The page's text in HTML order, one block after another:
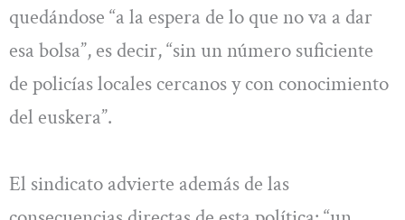
quedándose “a la espera de lo que no va a dar
esa bolsa”, es decir, “sin un número suficiente
de policías locales cercanos y con conocimiento
del euskera”.
El sindicato advierte además de las